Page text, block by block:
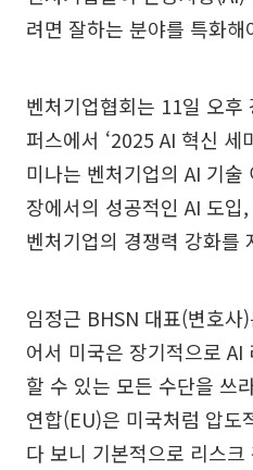
려면 잘하는 분야를 특화
벤처기업협회는 11일 오후
퍼스에서 ‘2025 AI 혁신 세
미나는 벤처기업의 AI 기
장에서의 성공적인 AI 도
벤처기업의 경쟁력 강화를
임정근 BHSN 대표(변호
어서 미국은 장기적으로
할 수 있는 모든 수단을 쓰
연합(EU)은 미국처럼 압도
다 보니 기본적으로 리스